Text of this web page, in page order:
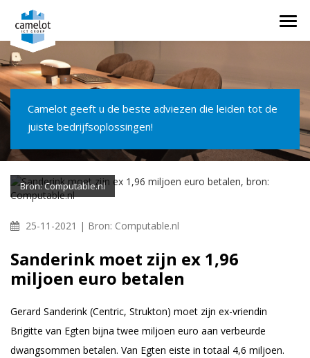
Camelot geeft u de beste adviezen die leiden tot de
juiste bedrijfsoplossingen!
Bron: Computable.nl
25-11-2021 | Bron: Computable.nl
Sanderink moet zijn ex 1,96
miljoen euro betalen
Gerard Sanderink (Centric, Strukton) moet zijn ex-vriendin
Brigitte van Egten bijna twee miljoen euro aan verbeurde
dwangsommen betalen. Van Egten eiste in totaal 4,6 miljoen.